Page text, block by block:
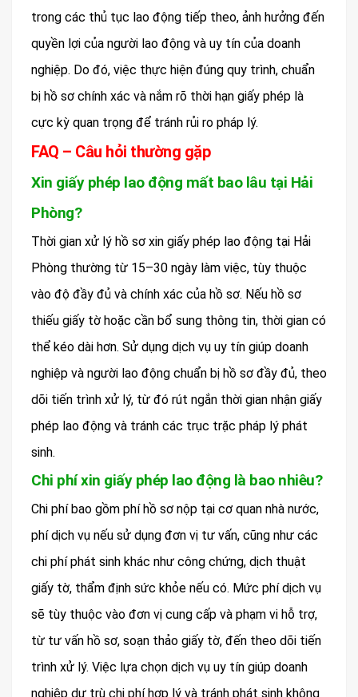
trong các thủ tục lao động tiếp theo, ảnh hưởng đến
quyền lợi của người lao động và uy tín của doanh
nghiệp. Do đó, việc thực hiện đúng quy trình, chuẩn
bị hồ sơ chính xác và nắm rõ thời hạn giấy phép là
cực kỳ quan trọng để tránh rủi ro pháp lý.
FAQ – Câu hỏi thường gặp
Xin giấy phép lao động mất bao lâu tại Hải
Phòng?
Thời gian xử lý hồ sơ xin giấy phép lao động tại Hải
Phòng thường từ 15–30 ngày làm việc, tùy thuộc
vào độ đầy đủ và chính xác của hồ sơ. Nếu hồ sơ
thiếu giấy tờ hoặc cần bổ sung thông tin, thời gian có
thể kéo dài hơn. Sử dụng dịch vụ uy tín giúp doanh
nghiệp và người lao động chuẩn bị hồ sơ đầy đủ, theo
dõi tiến trình xử lý, từ đó rút ngắn thời gian nhận giấy
phép lao động và tránh các trục trặc pháp lý phát
sinh.
Chi phí xin giấy phép lao động là bao nhiêu?
Chi phí bao gồm phí hồ sơ nộp tại cơ quan nhà nước,
phí dịch vụ nếu sử dụng đơn vị tư vấn, cũng như các
chi phí phát sinh khác như công chứng, dịch thuật
giấy tờ, thẩm định sức khỏe nếu có. Mức phí dịch vụ
sẽ tùy thuộc vào đơn vị cung cấp và phạm vi hỗ trợ,
từ tư vấn hồ sơ, soạn thảo giấy tờ, đến theo dõi tiến
trình xử lý. Việc lựa chọn dịch vụ uy tín giúp doanh
nghiệp dự trù chi phí hợp lý và tránh phát sinh không